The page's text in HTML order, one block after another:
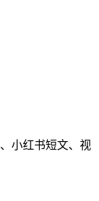
小红书短文、视